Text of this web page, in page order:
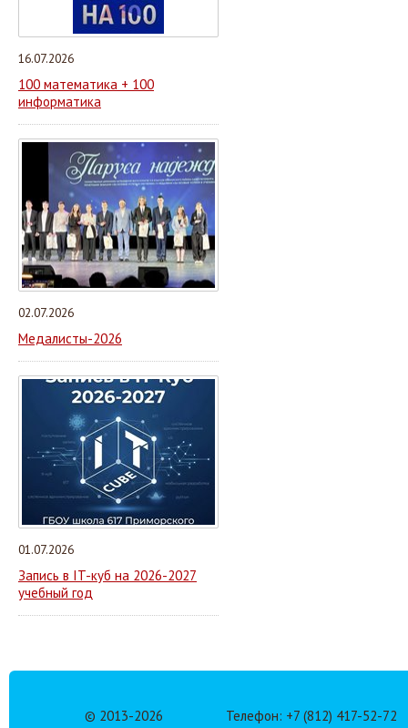
16.07.2026
100 математика + 100
информатика
02.07.2026
Медалисты-2026
01.07.2026
Запись в IT-куб на 2026-2027
учебный год
© 2013-2026 Телефон: +7 (812) 417-52-72